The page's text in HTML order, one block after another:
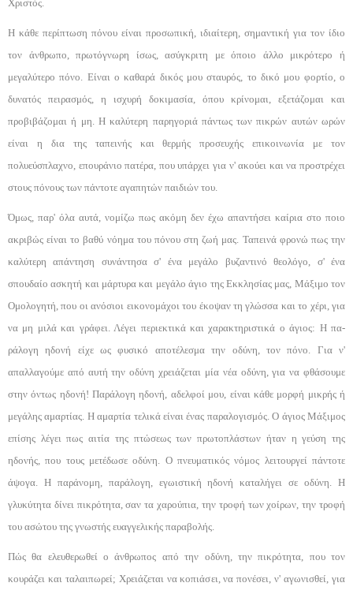
Χριστός.
Η κάθε περίπτωση πόνου είναι προσωπική, ιδιαί­τερη, σημαντική για τον ίδιο
τον άνθρωπο, πρωτό­γνωρη ίσως, ασύγκριτη με όποιο άλλο μικρότερο ή
μεγαλύτερο πόνο. Είναι ο καθαρά δικός μου σταυρός, το δικό μου φορτίο, ο
δυνατός πειρασμός, η ισχυρή δοκιμασία, όπου κρίνομαι, εξετάζομαι και
προβιβάζομαι ή μη. Η καλύτερη παρηγοριά πάντως των πικρών αυτών ωρών
είναι η δια της ταπεινής και θερμής προ­σευχής επικοινωνία με τον
πολυεύσπλαχνο, επουρά­νιο πατέρα, που υπάρχει για ν' ακούει και να προσ­τρέχει
στους πόνους των πάντοτε αγαπητών παιδιών του.
Όμως, παρ' όλα αυτά, νομίζω πως ακόμη δεν έχω απαντήσει καίρια στο ποιο
ακριβώς είναι το βαθύ νόημα του πόνου στη ζωή μας. Ταπεινά φρονώ πως την
καλύτερη απάντηση συνάντησα σ' ένα μεγάλο βυ­ζαντινό θεολόγο, σ' ένα
σπουδαίο ασκητή και μάρτυ­ρα και μεγάλο άγιο της Εκκλησίας μας, Μάξιμο τον
Ομολογητή, που οι ανόσιοι εικονομάχοι του έκοψαν τη γλώσσα και το χέρι, για
να μη μιλά και γράφει. Λέγει περιεκτικά και χαρακτηριστικά ο άγιος: Η πα­
ράλογη ηδονή είχε ως φυσικό αποτέλεσμα την οδύνη, τον πόνο. Για ν'
απαλλαγούμε από αυτή την οδύνη χρειάζεται μία νέα οδύνη, για να φθάσουμε
στην ό­ντως ηδονή! Παράλογη ηδονή, αδελφοί μου, είναι κά­θε μορφή μικρής ή
μεγάλης αμαρτίας. Η αμαρτία τε­λικά είναι ένας παραλογισμός. Ο άγιος Μάξιμος
επί­σης λέγει πως αιτία της πτώσεως των πρωτοπλάστων ήταν η γεύση της
ηδονής, που τους μετέδωσε οδύνη. Ο πνευματικός νόμος λειτουργεί πάντοτε
άψογα. Η παράνομη, παράλογη, εγωιστική ηδονή καταλήγει σε οδύνη. Η
γλυκύτητα δίνει πικρότητα, σαν τα χαρού­πια, την τροφή των χοίρων, την τροφή
του ασώτου της γνωστής ευαγγελικής παραβολής.
Πώς θα ελευθερωθεί ο άνθρωπος από την οδύνη, την πικρότητα, που τον
κουράζει και ταλαιπωρεί; Χρειάζεται να κοπιάσει, να πονέσει, ν' αγωνισθεί, για